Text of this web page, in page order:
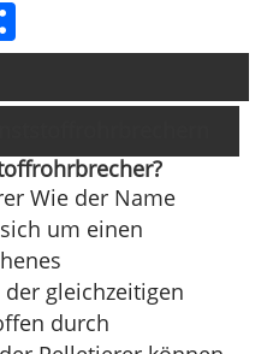
Wie der Name
um einen
gleichzeitigen
durch